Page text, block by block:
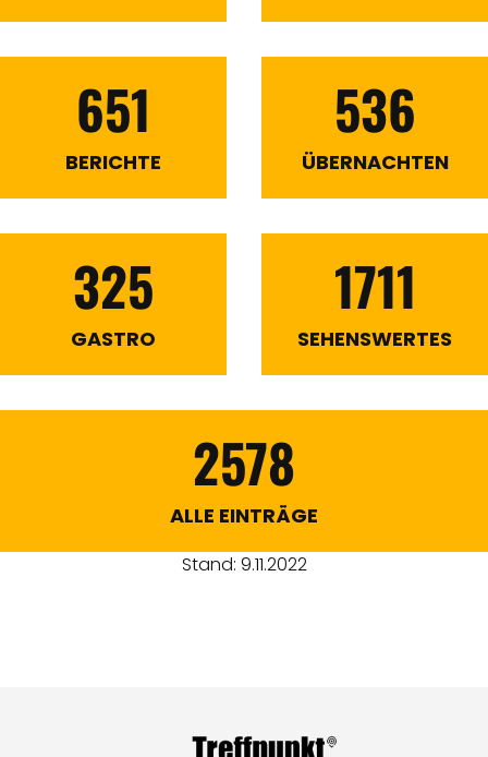
651
BERICHTE
536
ÜBERNACHTEN
325
GASTRO
1711
SEHENSWERTES
2578
ALLE EINTRÄGE
Stand: 9.11.2022